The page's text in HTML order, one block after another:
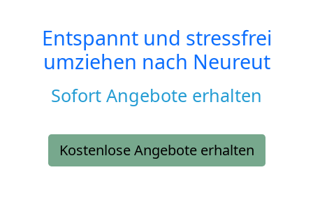
Entspannt und stressfrei
umziehen nach Neureut
Sofort Angebote erhalten
Kostenlose Angebote erhalten